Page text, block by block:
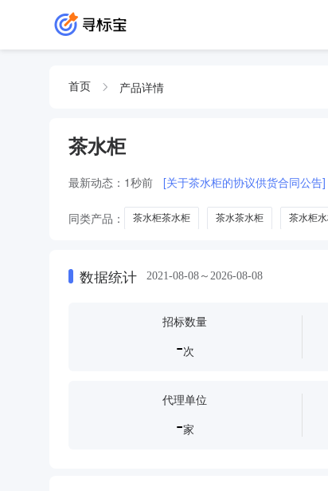
首页 产品详情
茶水柜
最新动态： 1秒前 [关于茶水柜的协议供货合同公告]
同类产品： 茶水柜茶水柜 茶水茶水柜 茶水柜
数据统计 2021-08-08～2026-08-08
招标数量
-次
代理单位
-家